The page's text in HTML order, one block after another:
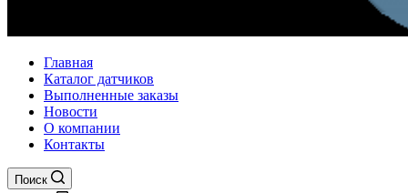
Главная
Каталог датчиков
Выполненные заказы
Новости
О компании
Контакты
Поиск